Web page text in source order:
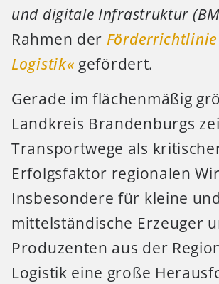
und digitale Infrastruktur
Rahmen der
Logistik« gefördert.
Gerade im flächenmäßig
Landkreis Brandenburgs
Transportwege als
Erfolgsfaktor regionalen
Insbesondere für kleine und
mittelständische Erzeuger
Produzenten aus der
Logistik eine große